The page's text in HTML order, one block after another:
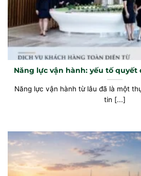
Năng lực vận hành: yếu tố
Năng lực vận hành từ lâu đã là một
tin [...]